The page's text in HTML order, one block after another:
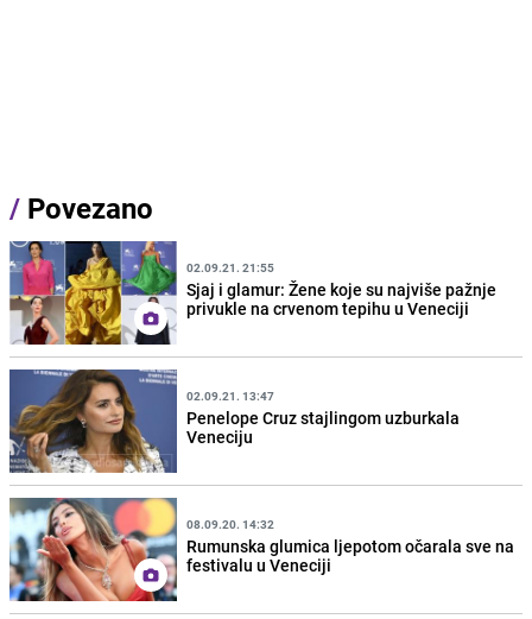
/ Povezano
02.09.21. 21:55
Sjaj i glamur: Žene koje su najviše pažnje
privukle na crvenom tepihu u Veneciji
02.09.21. 13:47
Penelope Cruz stajlingom uzburkala
Veneciju
08.09.20. 14:32
Rumunska glumica ljepotom očarala sve na
festivalu u Veneciji